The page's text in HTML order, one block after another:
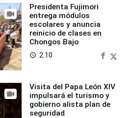
Presidenta Fujimori
entrega módulos
escolares y anuncia
reinicio de clases en
Chongos Bajo
access_time 2:10
Visita del Papa León XIV
impulsará el turismo y
gobierno alista plan de
seguridad